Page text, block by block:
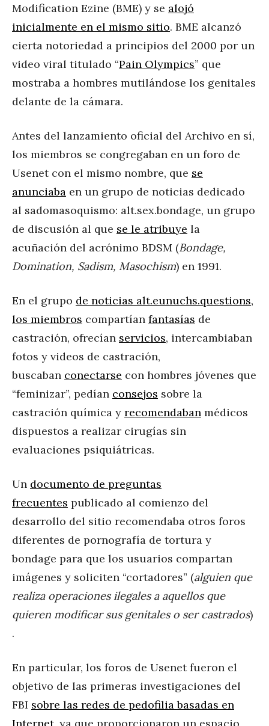
Modification Ezine (BME) y se alojó
inicialmente en el mismo sitio. BME alcanzó
cierta notoriedad a principios del 2000 por un
video viral titulado “Pain Olympics” que
mostraba a hombres mutilándose los genitales
delante de la cámara.
Antes del lanzamiento oficial del Archivo en sí,
los miembros se congregaban en un foro de
Usenet con el mismo nombre, que se
anunciaba en un grupo de noticias dedicado
al sadomasoquismo: alt.sex.bondage, un grupo
de discusión al que se le atribuye la
acuñación del acrónimo BDSM (Bondage,
Domination, Sadism, Masochism) en 1991.
En el grupo de noticias alt.eunuchs.questions,
los miembros compartían fantasías de
castración, ofrecían servicios, intercambiaban
fotos y videos de castración,
buscaban conectarse con hombres jóvenes que
“feminizar”, pedían consejos sobre la
castración química y recomendaban médicos
dispuestos a realizar cirugías sin
evaluaciones psiquiátricas.
Un documento de preguntas
frecuentes publicado al comienzo del
desarrollo del sitio recomendaba otros foros
diferentes de pornografía de tortura y
bondage para que los usuarios compartan
imágenes y soliciten “cortadores” (alguien que
realiza operaciones ilegales a aquellos que
quieren modificar sus genitales o ser castrados)
.
En particular, los foros de Usenet fueron el
objetivo de las primeras investigaciones del
FBI sobre las redes de pedofilia basadas en
Internet , ya que proporcionaron un espacio